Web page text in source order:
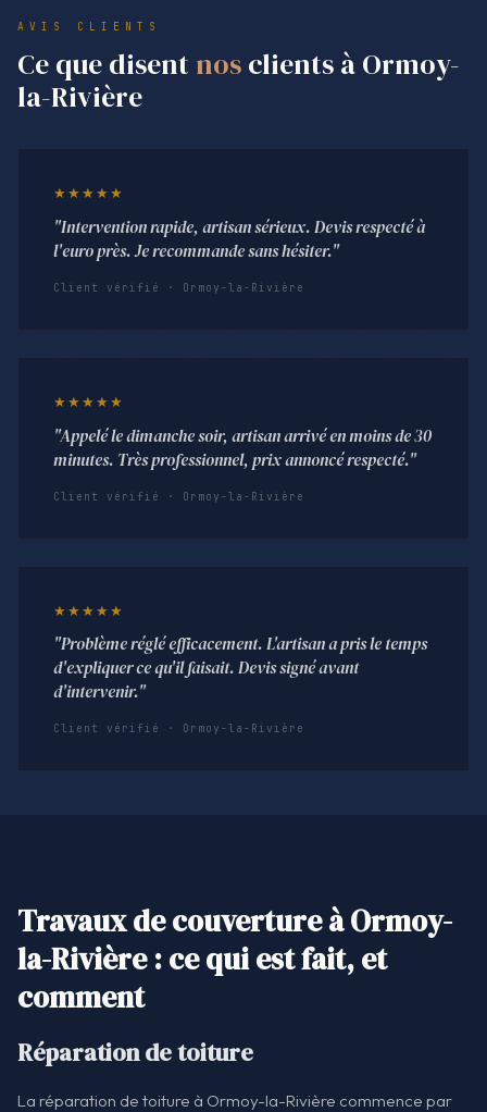
AVIS CLIENTS
Ce que disent nosclients à Ormoy-
la-Rivière
★★★★★
"Intervention rapide, artisan sérieux. Devis respecté à
l'euro près. Je recommande sans hésiter."
Client vérifié · Ormoy-la-Rivière
★★★★★
"Appelé le dimanche soir, artisan arrivé en moins de 30
minutes. Très professionnel, prix annoncé respecté."
Client vérifié · Ormoy-la-Rivière
★★★★★
"Problème réglé efficacement. L'artisan a pris le temps
d'expliquer ce qu'il faisait. Devis signé avant
d'intervenir."
Client vérifié · Ormoy-la-Rivière
Travaux de couverture à Ormoy-
la-Rivière : ce qui est fait, et
comment
Réparation de toiture
La réparation de toiture à Ormoy-la-Rivière commence par